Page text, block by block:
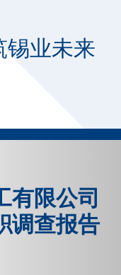
锡业未来
有限公司
调查报告